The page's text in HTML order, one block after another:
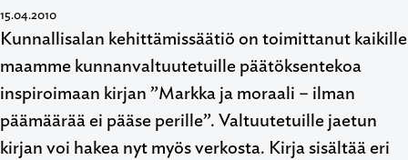
15.04.2010
Kunnallisalan kehittämissäätiö on toimittanut kaikille
maamme kunnanvaltuutetuille päätöksentekoa
inspiroimaan kirjan ”Markka ja moraali – ilman
päämäärää ei pääse perille”. Valtuutetuille jaetun
kirjan voi hakea nyt myös verkosta. Kirja sisältää eri